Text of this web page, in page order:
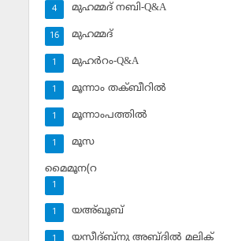
മുഹമ്മദ് നബി-Q&A
4
മുഹമ്മദ്‌
16
മുഹര്‍റം-Q&A
1
മൂന്നാം തക്ബീറില്‍
1
മൂന്നാംപത്തില്‍
1
മൂസ
1
മൈമൂന(റ
1
യഅ്ഖൂബ്‌
1
യസീദ്ബ്‌നു അബ്ദില്‍ മലിക്‌